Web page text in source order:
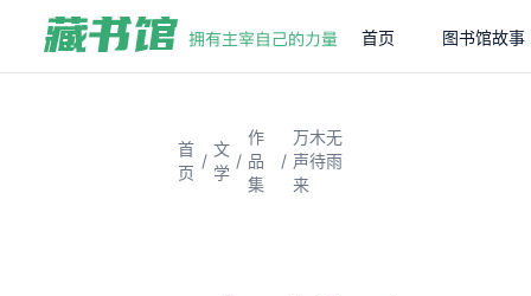
首页 图书馆故事
首
页
/
文
学
/
作
品
集
/
万木无
声待雨
来